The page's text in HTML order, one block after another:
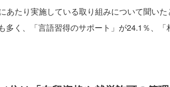
あたり実施している取り組みについて聞いた
多く、「言語習得のサポート」が24.1％、